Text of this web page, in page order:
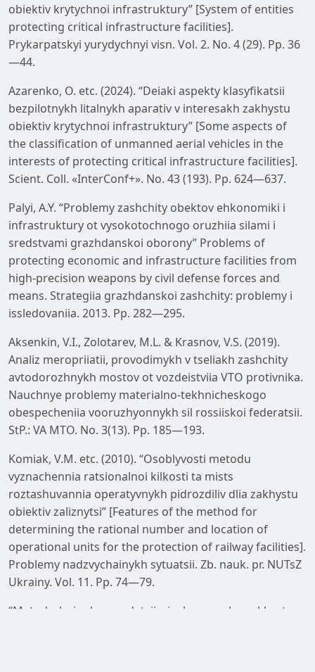
obiektiv krytychnoi infrastruktury” [System of entities
protecting critical infrastructure facilities].
Prykarpatskyi yurydychnyi visn. Vol. 2. No. 4 (29). Pp. 36
—44.
Azarenko, O. etc. (2024). “Deiaki aspekty klasyfikatsii
bezpilotnykh litalnykh aparativ v interesakh zakhystu
obiektiv krytychnoi infrastruktury” [Some aspects of
the classification of unmanned aerial vehicles in the
interests of protecting critical infrastructure facilities].
Scient. Coll. «InterConf+». No. 43 (193). Pp. 624—637.
Palyi, A.Y. “Problemy zashchity obektov ehkonomiki i
infrastruktury ot vysokotochnogo oruzhiia silami i
sredstvami grazhdanskoi oborony” Problems of
protecting economic and infrastructure facilities from
high-precision weapons by civil defense forces and
means. Strategiia grazhdanskoi zashchity: problemy i
issledovaniia. 2013. Pp. 282—295.
Aksenkin, V.I., Zolotarev, M.L. & Krasnov, V.S. (2019).
Analiz meropriiatii, provodimykh v tseliakh zashchity
avtodorozhnykh mostov ot vozdeistviia VTO protivnika.
Nauchnye problemy materialno-tekhnicheskogo
obespecheniia vooruzhyonnykh sil rossiiskoi federatsii.
StP.: VA MTO. No. 3(13). Pp. 185—193.
Komiak, V.M. etc. (2010). “Osoblyvosti metodu
vyznachennia ratsionalnoi kilkosti ta mists
roztashuvannia operatyvnykh pidrozdiliv dlia zakhystu
obiektiv zaliznytsi” [Features of the method for
determining the rational number and location of
operational units for the protection of railway facilities].
Problemy nadzvychainykh sytuatsii. Zb. nauk. pr. NUTsZ
Ukrainy. Vol. 11. Pp. 74—79.
“Metodychni rekomendatsii z inzhenernoho zakhystu